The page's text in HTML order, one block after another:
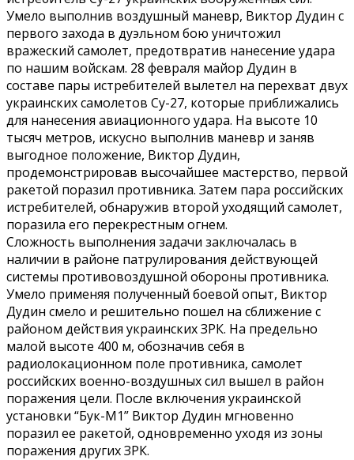
Умело выполнив воздушный маневр, Виктор Дудин с
первого захода в дуэльном бою уничтожил
вражеский самолет, предотвратив нанесение удара
по нашим войскам. 28 февраля майор Дудин в
составе пары истребителей вылетел на перехват двух
украинских самолетов Су-27, которые приближались
для нанесения авиационного удара. На высоте 10
тысяч метров, искусно выполнив маневр и заняв
выгодное положение, Виктор Дудин,
продемонстрировав высочайшее мастерство, первой
ракетой поразил противника. Затем пара российских
истребителей, обнаружив второй уходящий самолет,
поразила его перекрестным огнем.
Сложность выполнения задачи заключалась в
наличии в районе патрулирования действующей
системы противовоздушной обороны противника.
Умело применяя полученный боевой опыт, Виктор
Дудин смело и решительно пошел на сближение с
районом действия украинских ЗРК. На предельно
малой высоте 400 м, обозначив себя в
радиолокационном поле противника, самолет
российских военно-воздушных сил вышел в район
поражения цели. После включения украинской
установки “Бук-М1” Виктор Дудин мгновенно
поразил ее ракетой, одновременно уходя из зоны
поражения других ЗРК.